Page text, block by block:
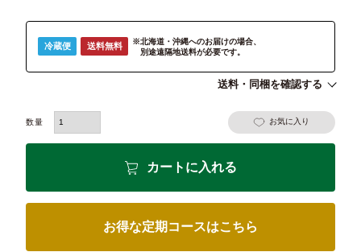
冷蔵便 送料無料
※北海道・沖縄へのお届けの場合、
別途遠隔地送料が必要です。
送料・同梱を確認する
お気に入り
カートに入れる
お得な定期コースはこちら